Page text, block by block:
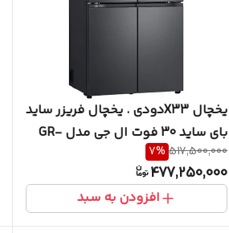
یخچال X33دودی . یخچال فریزر ساید
بای ساید 30 فوت ال جی مدل GR-
X33FFCRL
517,500,000
7%
477,250,000
افزودن به سبد